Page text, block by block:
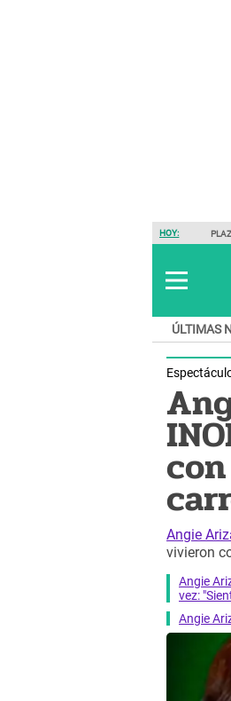
HOY:
ÚLTIMAS
Angie
vivieron
Angie
vez:
Angie